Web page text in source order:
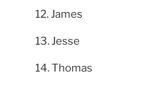
James
Jesse
Thomas